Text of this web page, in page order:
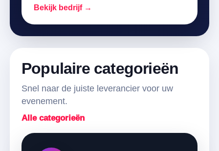
Bekijk bedrijf →
Populaire categorieën
Snel naar de juiste leverancier voor uw
evenement.
Alle categorieën